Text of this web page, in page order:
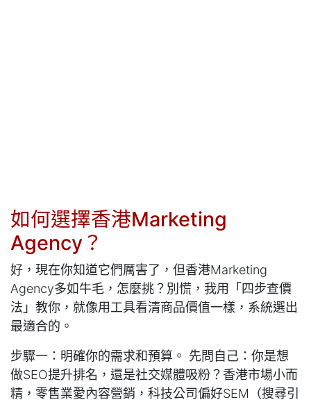
如何選擇香港Marketing
Agency？
好，現在你知道它們厲害了，但香港Marketing
Agency多如牛毛，怎麼挑？別慌，我用「四步查價
法」教你，就像用工具看清商品價值一樣，系統選出
最適合的。
步驟一：明確你的需求和預算。 先問自己：你是想
做SEO提升排名，還是社交媒體吸粉？香港市場小而
精，零售業愛內容營銷，科技公司偏好SEM（搜尋引